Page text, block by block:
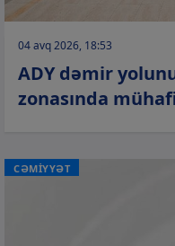
04 avq 2026, 18:53
ADY dəmir
zonasında
CƏMİYYƏT